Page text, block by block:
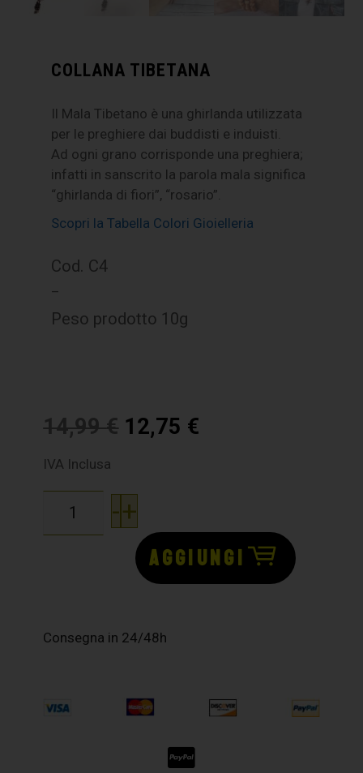
COLLANA TIBETANA
Il Mala Tibetano è una ghirlanda utilizzata
per le preghiere dai buddisti e induisti.
Ad ogni grano corrisponde una preghiera;
infatti in sanscrito la parola mala significa
“ghirlanda di fiori”, “rosario”.
Scopri la Tabella Colori Gioielleria
Cod. C4
–
Peso prodotto 10g
14,99€ 12,75 €
IVA Inclusa
-+
AGGIUNGI
Consegna in 24/48h